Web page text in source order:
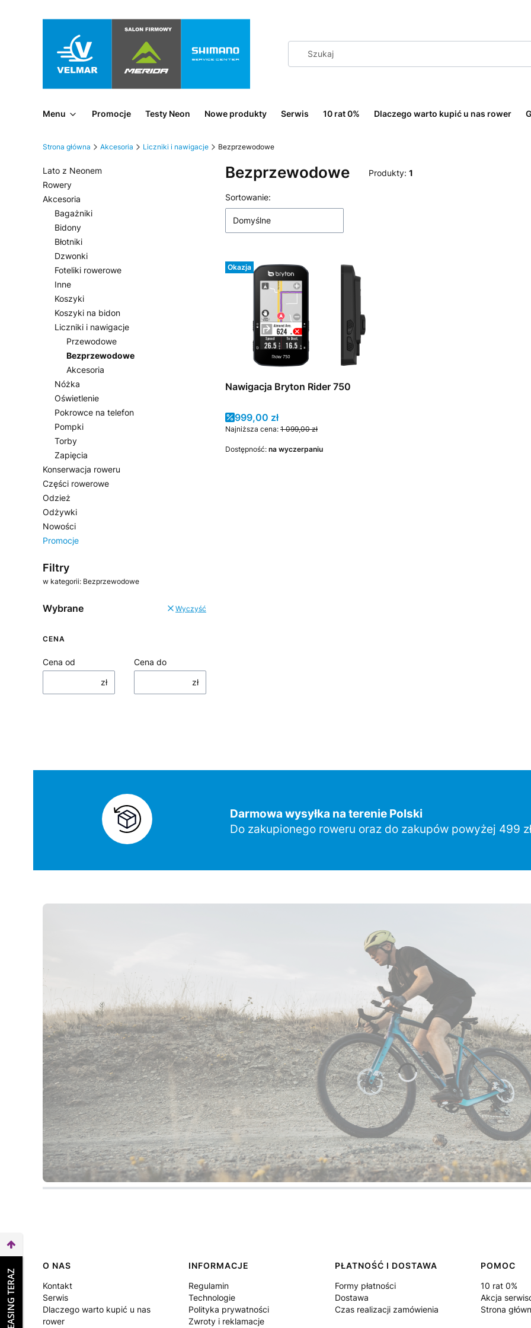
Menu Promocje Testy Neon Nowe produkty Serwis 10 rat 0% Dlaczego warto kupić u nas rower
Strona główna Akcesoria Liczniki i nawigacje Bezprzewodowe
Lato z Neonem
Rowery
Akcesoria
Bagażniki
Bidony
Błotniki
Dzwonki
Foteliki rowerowe
Inne
Koszyki
Koszyki na bidon
Liczniki i nawigacje
Przewodowe
Bezprzewodowe
Akcesoria
Nóżka
Oświetlenie
Pokrowce na telefon
Pompki
Torby
Zapięcia
Konserwacja roweru
Części rowerowe
Odzież
Odżywki
Nowości
Promocje
Filtry
w kategorii: Bezprzewodowe
Wybrane Wyczyść
CENA
Cena od
zł
Cena do
zł
Bezprzewodowe Produkty: 1
Lista produktów
Sortowanie:
Domyślne
Okazja
Nawigacja Bryton Rider 750
Cena promocyjna
999,00 zł
Najniższa cena: 1 099,00 zł
Dostępność: na wyczerpaniu
Darmowa wysyłka na terenie Polski
Do zakupionego roweru oraz do zakupów powyżej 499
Linki w stopce
O NAS
Kontakt
Serwis
Dlaczego warto kupić u nas
rower
INFORMACJE
Regulamin
Technologie
Polityka prywatności
Zwroty i reklamacje
PŁATNOŚĆ I DOSTAWA
Formy płatności
Dostawa
Czas realizacji zamówienia
POMOC
10 rat 0%
Akcja
Strona